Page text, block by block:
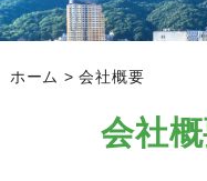
ホーム >会社概要
会社